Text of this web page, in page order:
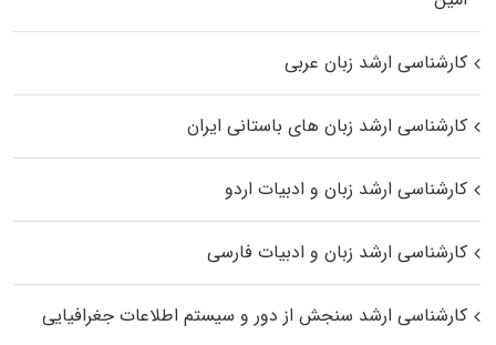
کارشناسی ارشد زبان عربی
کارشناسی ارشد زبان‌ های باستانی ایران
کارشناسی ارشد زبان و ادبیات اردو
کارشناسی ارشد زبان و ادبیات فارسی
کارشناسی ارشد سنجش از دور و سیستم اطلاعات جغرافیایی